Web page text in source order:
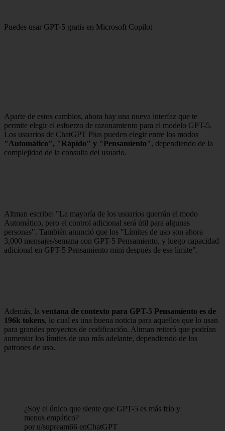
Puedes usar GPT-5 gratis en Microsoft Copilot
Aparte de estos cambios, ahora hay una nueva interfaz que te
permite elegir el esfuerzo de razonamiento para el modelo GPT-5.
Los usuarios de ChatGPT Plus pueden elegir entre los modos
"Automático", "Rápido" y "Pensamiento", dependiendo de la
complejidad de la consulta del usuario.
Altman escribe: "La mayoría de los usuarios querrán el modo
Automático, pero el control adicional será útil para algunas
personas". También anunció que los "Límites de uso son ahora
3,000 mensajes/semana con GPT-5 Pensamiento, y luego capacidad
adicional en GPT-5 Pensamiento mini después de ese límite".
Además, la ventana de contexto para GPT-5 Pensamiento es de
196k tokens, lo cual es una buena noticia para aquellos que lo usan
para grandes proyectos de codificación. Altman reiteró que podrían
aumentar los límites de uso más adelante, dependiendo de los
patrones de uso.
¿Soy el único que siente que GPT-5 es más frío y
menos empático?
por u/supream66 enChatGPT